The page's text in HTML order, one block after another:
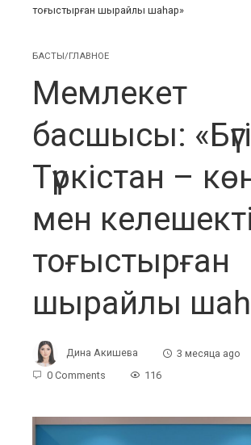
тоғыстырған шырайлы шаһар»
БАСТЫ/ГЛАВНОЕ
Мемлекет
басшысы:
Түркістан –
мен келешекті
тоғыстырған
шырайлы
Дина Акишева
3 месяца ago
0 Comments
116